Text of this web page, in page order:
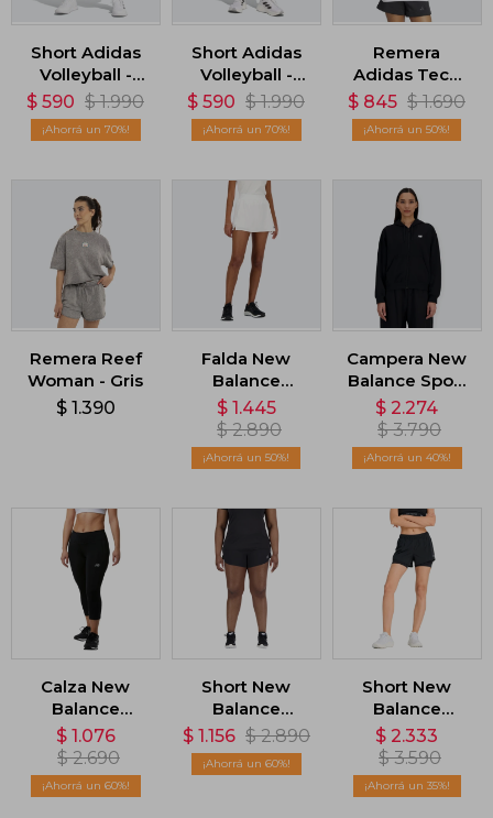
Short Adidas
Volleyball -
Negro
$ 590 $ 1.990
70
Short Adidas
Volleyball -
Azul
$ 590 $ 1.990
70
Remera
Adidas Tech
Metallic
Graphic -
Blanco
$ 845 $ 1.690
50
Remera Reef
Woman - Gris
$ 1.390
Falda New
Balance
Tournament -
Blanco
$ 1.445
$ 2.890
50
Campera New
Balance Sport
Essentials -
Negro
$ 2.274
$ 3.790
40
Calza New
Balance
Accelerate
Capri - Negro
$ 1.076
$ 2.690
60
Short New
Balance
Impact Run
3in - Negro
$ 1.156 $ 2.890
60
Short New
Balance
Seamless 2IN1
- Negro
$ 2.333
$ 3.590
35